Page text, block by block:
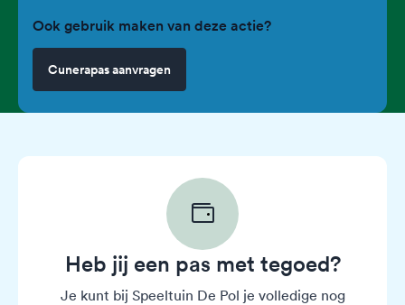
Ook gebruik maken van deze actie?
Cunerapas aanvragen
Heb jij een pas met tegoed?
Je kunt bij Speeltuin De Pol je volledige nog